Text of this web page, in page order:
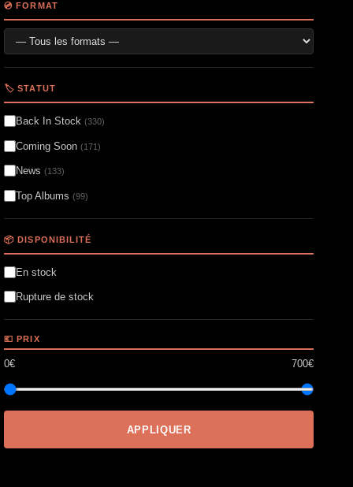
💿 FORMAT
🏷️ STATUT
Back In Stock (330)
Coming Soon (171)
News (133)
Top Albums (99)
📦 DISPONIBILITÉ
En stock
Rupture de stock
💶 PRIX
0€ 700€
APPLIQUER